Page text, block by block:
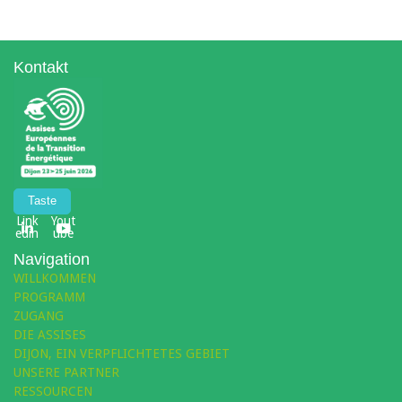
Kontakt
Taste
Link
edin
Yout
ube
Navigation
WILLKOMMEN
PROGRAMM
ZUGANG
DIE ASSISES
DIJON, EIN VERPFLICHTETES GEBIET
UNSERE PARTNER
RESSOURCEN